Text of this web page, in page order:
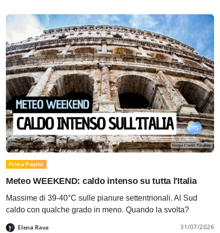
Prima Pagina
Meteo WEEKEND: caldo intenso su tutta l'Italia
Massime di 39-40°C sulle pianure settentrionali. Al Sud
caldo con qualche grado in meno. Quando la svolta?
Elena Rava 31/07/2026